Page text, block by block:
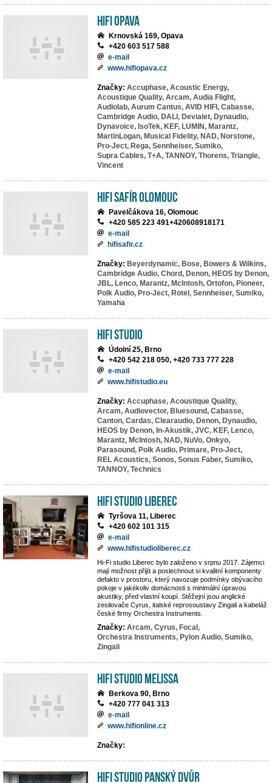
HIFI Opava
Krnovská 169, Opava
+420 603 517 588
e-mail
www.hifiopava.cz
Značky: Accuphase, Acoustic Energy,
Acoustique Quality, Arcam, Audia Flight,
Audiolab, Aurum Cantus, AVID HIFI, Cabasse,
Cambridge Audio, DALI, Devialet, Dynaudio,
Dynavoice, IsoTek, KEF, LUMIN, Marantz,
MartinLogan, Musical Fidelity, NAD, Norstone,
Pro-Ject, Rega, Sennheiser, Sumiko,
Supra Cables, T+A, TANNOY, Thorens, Triangle,
Vincent
HiFi Safír Olomouc
Pavelčákova 16, Olomouc
+420 585 223 491+420608918171
e-mail
hifisafir.cz
Značky: Beyerdynamic, Bose, Bowers & Wilkins,
Cambridge Audio, Chord, Denon, HEOS by Denon,
JBL, Lenco, Marantz, McIntosh, Ortofon, Pioneer,
Polk Audio, Pro-Ject, Rotel, Sennheiser, Sumiko,
Yamaha
HiFi Studio
Údolní 25, Brno
+420 542 218 050, +420 733 777 228
e-mail
www.hifistudio.eu
Značky: Accuphase, Acoustique Quality,
Arcam, Audiovector, Bluesound, Cabasse,
Canton, Cardas, Clearaudio, Denon, Dynaudio,
HEOS by Denon, In-Akustik, JVC, KEF, Lenco,
Marantz, McIntosh, NAD, NuVo, Onkyo,
Parasound, Polk Audio, Primare, Pro-Ject,
REL Acoustics, Sonos, Sonus Faber, Sumiko,
TANNOY, Technics
HiFi studio Liberec
Tyršova 11, Liberec
+420 602 101 315
e-mail
www.hifistudioliberec.cz
Hi-Fi studio Liberec bylo založeno v srpnu 2017. Zájemci
mají možnost přijít a poslechnout si kvalitní komponenty
defakto v prostoru, který navozuje podmínky obývacího
pokoje v jakékoliv domácnosti s minimální úpravou
akustiky, před vlastní koupí. Stěžejní jsou anglické
zesilovače Cyrus, italské reprosoustavy Zingali a kabeláž
české firmy Orchestra Instruments.
Značky: Arcam, Cyrus, Focal,
Orchestra Instruments, Pylon Audio, Sumiko,
Zingali
Hifi studio MeLiSSA
Berkova 90, Brno
+420 777 041 313
e-mail
www.hifionline.cz
Značky:
Hifi Studio Panský Dvůr